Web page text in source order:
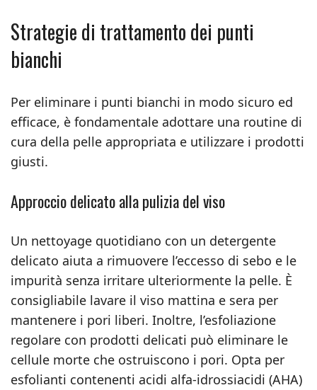
Strategie di trattamento dei punti
bianchi
Per eliminare i punti bianchi in modo sicuro ed
efficace, è fondamentale adottare una routine di
cura della pelle appropriata e utilizzare i prodotti
giusti.
Approccio delicato alla pulizia del viso
Un nettoyage quotidiano con un detergente
delicato aiuta a rimuovere l’eccesso di sebo e le
impurità senza irritare ulteriormente la pelle. È
consigliabile lavare il viso mattina e sera per
mantenere i pori liberi. Inoltre, l’esfoliazione
regolare con prodotti delicati può eliminare le
cellule morte che ostruiscono i pori. Opta per
esfolianti contenenti acidi alfa-idrossiacidi (AHA)